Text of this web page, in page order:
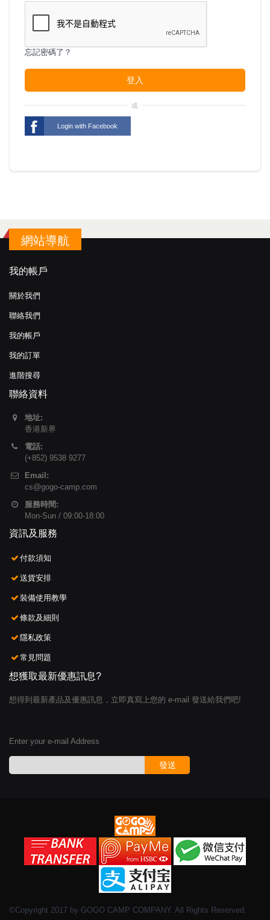
忘記密碼了？
登入
或
Login with Facebook
網站導航
我的帳戶
關於我們
聯絡我們
我的帳戶
我的訂單
進階搜尋
聯絡資料
地址:
香港新界
電話:
(+852) 9538 9277
Email:
cs@gogo-camp.com
服務時間:
Mon-Sun / 09:00-18:00
資訊及服務
付款須知
送貨安排
裝備使用教學
條款及細則
隱私政策
常見問題
想獲取最新優惠訊息?
想得到最新產品及優惠訊息，立即真寫上您的 e-mail 發送給我們吧!
Enter your e-mail Address
發送
©Copyright 2017 by GOGO CAMP COMPANY. All Rights Reserved.